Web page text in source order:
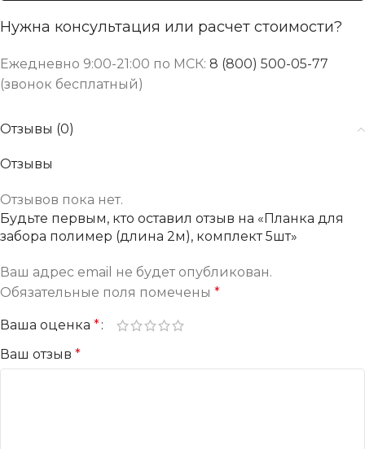
Нужна консультация или расчет стоимости?
Ежедневно 9:00-21:00 по МСК: 8 (800) 500-05-77
(звонок бесплатный)
Отзывы (0)
Отзывы
Отзывов пока нет.
Будьте первым, кто оставил отзыв на «Планка для
забора полимер (длина 2м), комплект 5шт»
Ваш адрес email не будет опубликован.
Обязательные поля помечены *
Ваша оценка *
Ваш отзыв *